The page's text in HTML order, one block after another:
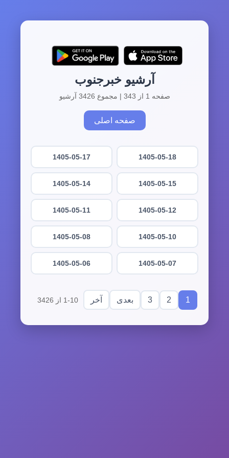
آرشیو خبرجنوب
صفحه 1 از 343 | مجموع 3426 آرشیو
صفحه اصلی
1405-05-18
1405-05-17
1405-05-15
1405-05-14
1405-05-12
1405-05-11
1405-05-10
1405-05-08
1405-05-07
1405-05-06
1
2
3 بعدی آخر 1-10 از 3426